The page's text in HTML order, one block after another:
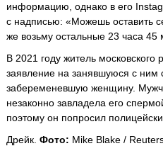
информацию, однако в его
с надписью: «Можешь оставить
же возьму остальные 23 часа 45
В 2021 году житель
заявление на занявшуюся с ним
забеременевшую женщину.
незаконно завладела его
поэтому он попросил
Дрейк. Фото: Mike Blake /